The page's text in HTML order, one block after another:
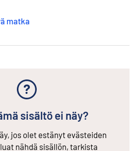
matka
sisältö ei näy?
jos olet estänyt evästeiden
nähdä sisällön, tarkista